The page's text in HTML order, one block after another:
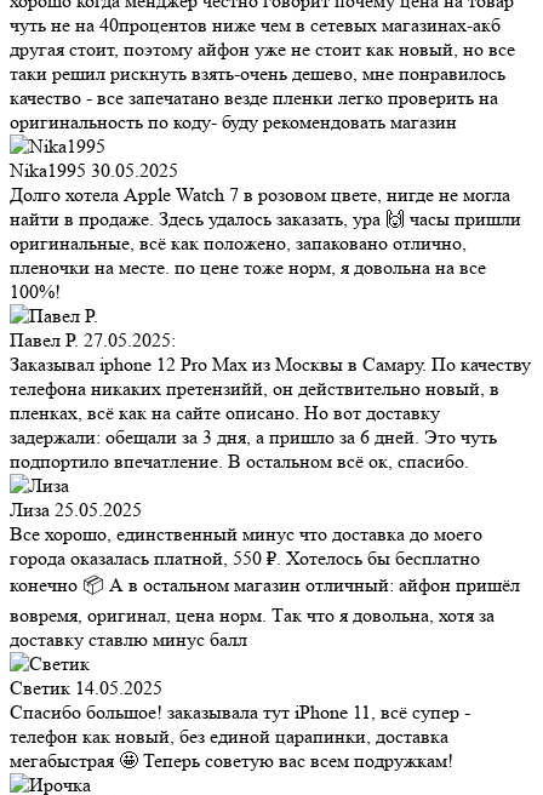
чуть не на 40процентов ниже чем в сетевых магазинах-акб
другая стоит, поэтому айфон уже не стоит как новый, но все
таки решил рискнуть взять-очень дешево, мне понравилось
качество - все запечатано везде пленки легко проверить на
оригинальность по коду- буду рекомендовать магазин
Nika1995 30.05.2025
Долго хотела Apple Watch 7 в розовом цвете, нигде не могла
найти в продаже. Здесь удалось заказать, ура 🙌 часы пришли
оригинальные, всё как положено, запаковано отлично,
пленочки на месте. по цене тоже норм, я довольна на все
100%!
Павел Р. 27.05.2025:
Заказывал iphone 12 Pro Max из Москвы в Самару. По качеству
телефона никаких претензийй, он действительно новый, в
пленках, всё как на сайте описано. Но вот доставку
задержали: обещали за 3 дня, а пришло за 6 дней. Это чуть
подпортило впечатление. В остальном всё ок, спасибо.
Лиза 25.05.2025
Все хорошо, единственный минус что доставка до моего
города оказалась платной, 550 ₽. Хотелось бы бесплатно
конечно 📦 А в остальном магазин отличный: айфон пришёл
вовремя, оригинал, цена норм. Так что я довольна, хотя за
доставку ставлю минус балл
Светик 14.05.2025
Спасибо большое! заказывала тут iPhone 11, всё супер -
телефон как новый, без единой царапинки, доставка
мегабыстрая 🤩 Теперь советую вас всем подружкам!